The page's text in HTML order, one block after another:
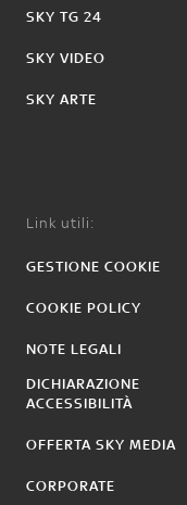
SKY TG 24
SKY VIDEO
SKY ARTE
Link utili:
GESTIONE COOKIE
COOKIE POLICY
NOTE LEGALI
DICHIARAZIONE
ACCESSIBILITÀ
OFFERTA SKY MEDIA
CORPORATE